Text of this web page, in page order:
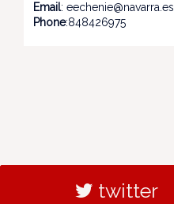
Email: eechenie@navarra.es
Phone:848426975
twitter